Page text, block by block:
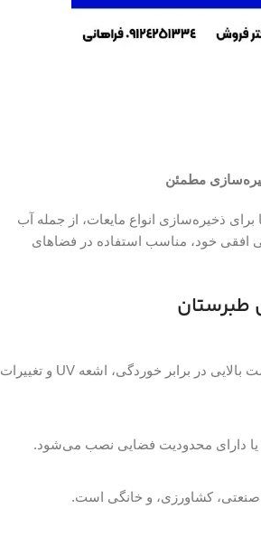
برای ذخیره‌سازی انواع مایعات، از جمله آب
افقی خود، مناسب استفاده در فضاهای
این مخزن از پلی اتیلن با گرید بهداشتی تولید شده که مقاومت بالایی در برابر خوردگی، اشعه UV و تغییرات
یا دارای محدودیت فضایی نصب می‌شود.